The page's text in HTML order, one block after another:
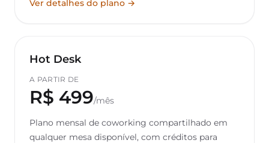
Ver detalhes do plano →
Hot Desk
A PARTIR DE
R$ 499/mês
Plano mensal de coworking compartilhado em
qualquer mesa disponível, com créditos para